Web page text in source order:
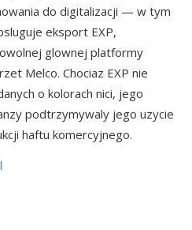
do digitalizacji — w tym
eksport EXP,
glownej platformy
Melco. Chociaz EXP nie
o kolorach nici, jego
podtrzymywaly jego uzycie
haftu komercyjnego.